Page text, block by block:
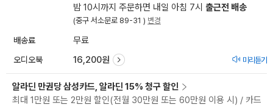
밤 10시까지 주문하면 내일 아침 7시 출근전 배송
(중구 서소문로 89-31 ) 변경
배송료 무료
오디오북 16,200원 미리듣기
알라딘 만권당 삼성카드, 알라딘 15% 청구 할인
최대 1만원 또는 2만원 할인(전월 30만원 또는 60만원 이용 시) / 카드